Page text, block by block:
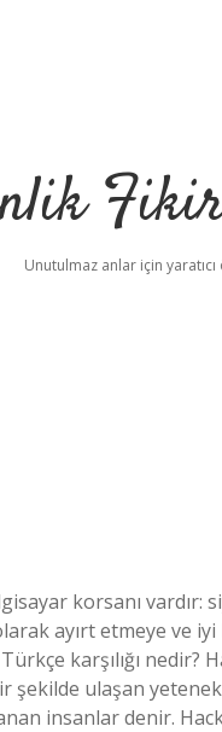
Unutulmaz anlar için
korsanı vardır:
ayırt etmeye ve iyi
karşılığı nedir?
şekilde ulaşan
insanlar denir.